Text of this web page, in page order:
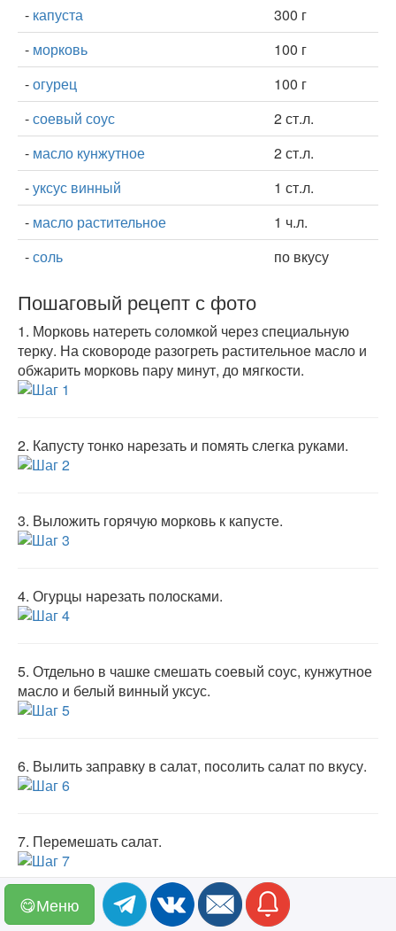
- капуста
300 г
- морковь
100 г
-огурец
100 г
-соевый соус
2 ст.л.
- масло кунжутное
2 ст.л.
-уксус винный
1 ст.л.
- масло растительное
1 ч.л.
-соль по вкусу
Пошаговый рецепт с фото
1. Морковь натереть соломкой через специальную
терку. На сковороде разогреть растительное масло и
обжарить морковь пару минут, до мягкости.
2. Капусту тонко нарезать и помять слегка руками.
3. Выложить горячую морковь к капусте.
4. Огурцы нарезать полосками.
5. Отдельно в чашке смешать соевый соус, кунжутное
масло и белый винный уксус.
6. Вылить заправку в салат, посолить салат по вкусу.
7. Перемешать салат.
8.Приятного аппетита!
😋Меню